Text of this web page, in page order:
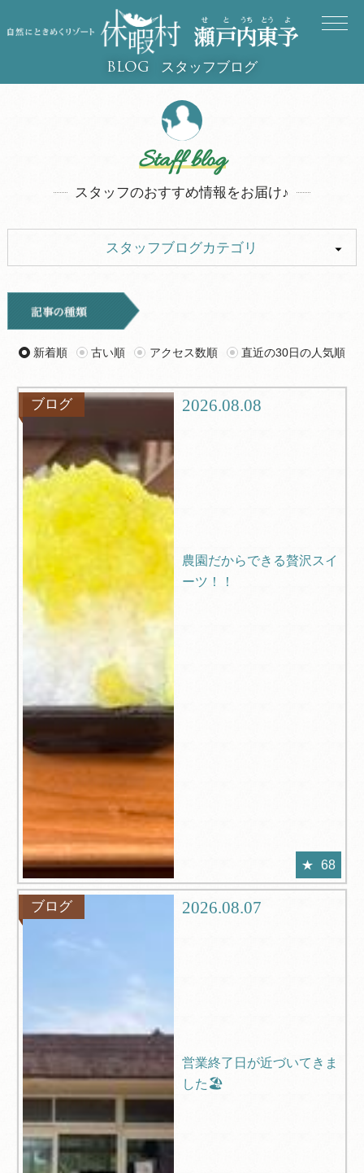
BLOG スタッフブログ
Staff blog
スタッフのおすすめ情報をお届け♪
スタッフブログカテゴリ
イベント
旅行記 ツアー
グルメ
新着順 古い順 アクセス数順 直近の30日の人気順
ブログ 2026.08.08
農園だからできる贅沢スイ
ーツ！！
68
ブログ 2026.08.07
営業終了日が近づいてきま
した🏖